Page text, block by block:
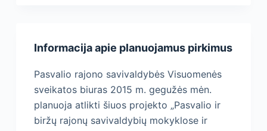
Informacija apie planuojamus pirkimus
Pasvalio rajono savivaldybės Visuomenės
sveikatos biuras 2015 m. gegužės mėn.
planuoja atlikti šiuos projekto „Pasvalio ir
biržų rajonų savivaldybių mokyklose ir